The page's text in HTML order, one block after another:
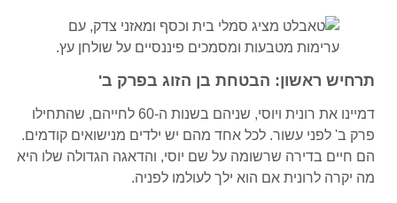
תרחיש ראשון: הבטחת בן הזוג בפרק ב'
דמיינו את רונית ויוסי, שניהם בשנות ה-60 לחייהם, שהתחילו
פרק ב' לפני עשור. לכל אחד מהם יש ילדים מנישואים קודמים.
הם חיים בדירה שרשומה על שם יוסי, והדאגה הגדולה שלו היא
מה יקרה לרונית אם הוא ילך לעולמו לפניה.